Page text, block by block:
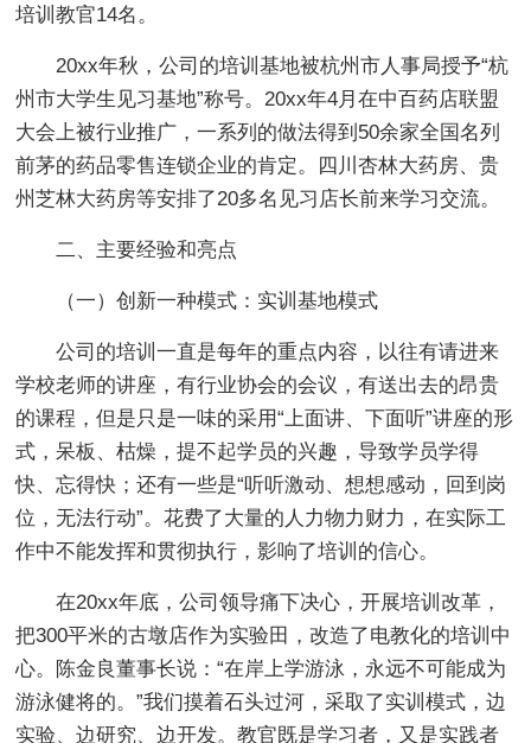
培训教官14名。
20xx年秋，公司的培训基地被杭州市人事局授予“杭
州市大学生见习基地”称号。20xx年4月在中百药店联盟
大会上被行业推广，一系列的做法得到50余家全国名列
前茅的药品零售连锁企业的肯定。四川杏林大药房、贵
州芝林大药房等安排了20多名见习店长前来学习交流。
二、主要经验和亮点
（一）创新一种模式：实训基地模式
公司的培训一直是每年的重点内容，以往有请进来
学校老师的讲座，有行业协会的会议，有送出去的昂贵
的课程，但是只是一味的采用“上面讲、下面听”讲座的形
式，呆板、枯燥，提不起学员的兴趣，导致学员学得
快、忘得快；还有一些是“听听激动、想想感动，回到岗
位，无法行动”。花费了大量的人力物力财力，在实际工
作中不能发挥和贯彻执行，影响了培训的信心。
在20xx年底，公司领导痛下决心，开展培训改革，
把300平米的古墩店作为实验田，改造了电教化的培训中
心。陈金良董事长说：“在岸上学游泳，永远不可能成为
游泳健将的。”我们摸着石头过河，采取了实训模式，边
实验、边研究、边开发。教官既是学习者，又是实践者